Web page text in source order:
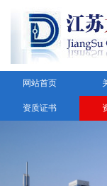
网站首页
资质证书